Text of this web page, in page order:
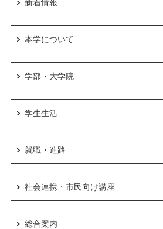
新着情報
本学について
学部・大学院
学生生活
就職・進路
社会連携・市民向け講座
総合案内